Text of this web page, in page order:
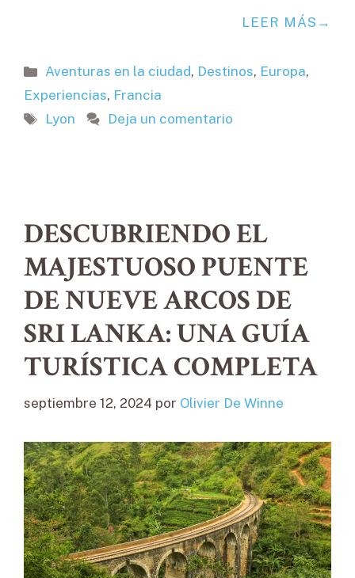
LEER MÁS
Categorías
Aventuras en la ciudad, Destinos, Europa,
Experiencias, Francia
Etiquetas
Lyon Deja un comentario
DESCUBRIENDO EL
MAJESTUOSO PUENTE
DE NUEVE ARCOS DE
SRI LANKA: UNA GUÍA
TURÍSTICA COMPLETA
septiembre 12, 2024 por Olivier De Winne